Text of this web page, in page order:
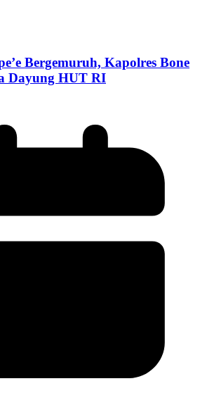
Bergemuruh, Kapolres Bone
Dayung HUT RI